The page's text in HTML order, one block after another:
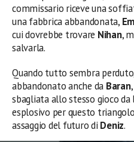
commissario riceve una
una fabbrica abbandonata,
cui dovrebbe trovare Nihan,
salvarla.
Quando tutto sembra
abbandonato anche da Baran
sbagliata allo stesso gioco
esplosivo per questo
assaggio del futuro di Deniz.